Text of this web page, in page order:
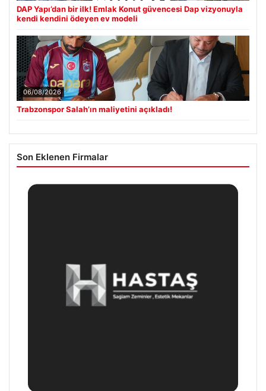
DAP Yapı’dan bir ilk! Emlak Konut güvencesi Dap vizyonuyla
kendi kendini ödeyen ev modeli
06/08/2026
Trabzonspor Salah’ın maliyetini açıkladı!
Son Eklenen Firmalar